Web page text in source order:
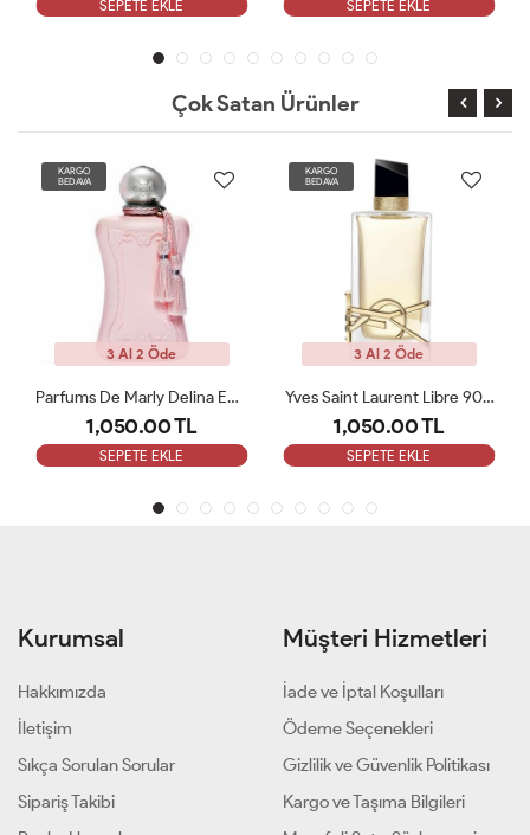
SEPETE EKLE SEPETE EKLE
Çok Satan Ürünler
KARGO
BEDAVA
3 Al 2 Öde
Parfums De Marly Delina EDP 75 Ml Kadın Tester Parfüm
1,050.00 TL
SEPETE EKLE
KARGO
BEDAVA
3 Al 2 Öde
Yves Saint Laurent Libre 90 ML Bayan Tester Parfüm
1,050.00 TL
SEPETE EKLE
Kurumsal
Hakkımızda
İletişim
Sıkça Sorulan Sorular
Sipariş Takibi
Müşteri Hizmetleri
İade ve İptal Koşulları
Ödeme Seçenekleri
Gizlilik ve Güvenlik Politikası
Kargo ve Taşıma Bilgileri